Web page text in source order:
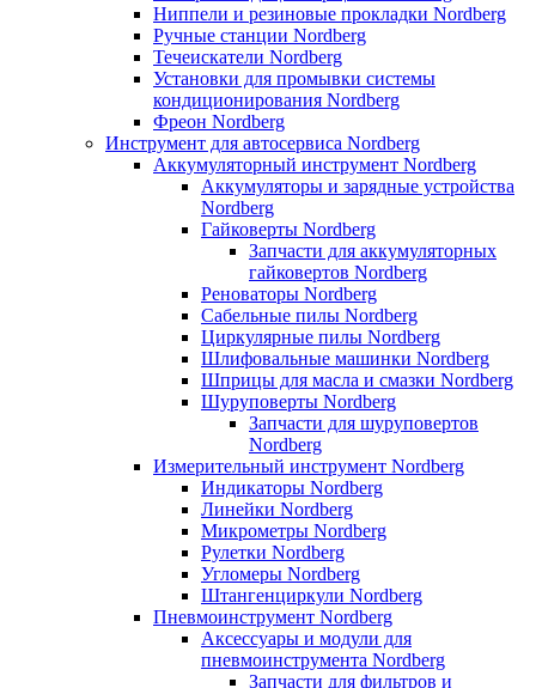
Ниппели и резиновые прокладки Nordberg
Ручные станции Nordberg
Течеискатели Nordberg
Установки для промывки системы
кондиционирования Nordberg
Фреон Nordberg
Инструмент для автосервиса Nordberg
Аккумуляторный инструмент Nordberg
Аккумуляторы и зарядные устройства
Nordberg
Гайковерты Nordberg
Запчасти для аккумуляторных
гайковертов Nordberg
Реноваторы Nordberg
Сабельные пилы Nordberg
Циркулярные пилы Nordberg
Шлифовальные машинки Nordberg
Шприцы для масла и смазки Nordberg
Шуруповерты Nordberg
Запчасти для шуруповертов
Nordberg
Измерительный инструмент Nordberg
Индикаторы Nordberg
Линейки Nordberg
Микрометры Nordberg
Рулетки Nordberg
Угломеры Nordberg
Штангенциркули Nordberg
Пневмоинструмент Nordberg
Аксессуары и модули для
пневмоинструмента Nordberg
Запчасти для фильтров и